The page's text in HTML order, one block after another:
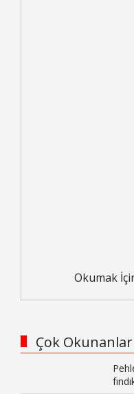
Okumak
Çok Okunanlar